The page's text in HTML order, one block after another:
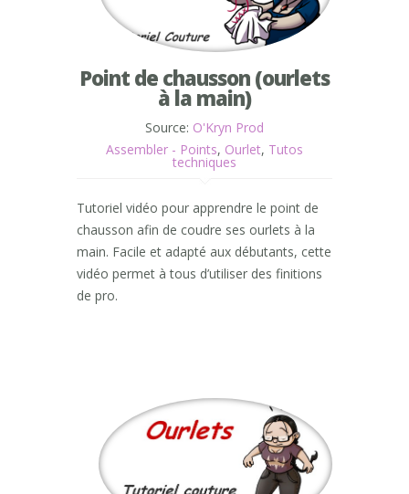
Point de chausson (ourlets
à la main)
Source: O'Kryn Prod
Assembler - Points, Ourlet, Tutos
techniques
Tutoriel vidéo pour apprendre le point de
chausson afin de coudre ses ourlets à la
main. Facile et adapté aux débutants, cette
vidéo permet à tous d’utiliser des finitions
de pro.